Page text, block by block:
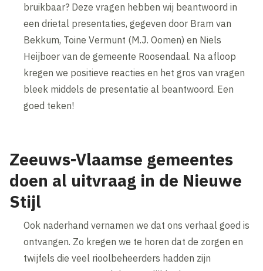
bruikbaar? Deze vragen hebben wij beantwoord in
een drietal presentaties, gegeven door Bram van
Bekkum, Toine Vermunt (M.J. Oomen) en Niels
Heijboer van de gemeente Roosendaal. Na afloop
kregen we positieve reacties en het gros van vragen
bleek middels de presentatie al beantwoord. Een
goed teken!
Zeeuws-Vlaamse gemeentes
doen al uitvraag in de Nieuwe
Stijl
Ook naderhand vernamen we dat ons verhaal goed is
ontvangen. Zo kregen we te horen dat de zorgen en
twijfels die veel rioolbeheerders hadden zijn